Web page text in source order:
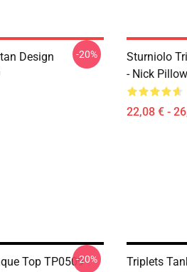
Design
-20%
Sturniolo
- Nick
22,08 € -
Top TP0509-20% Triplets